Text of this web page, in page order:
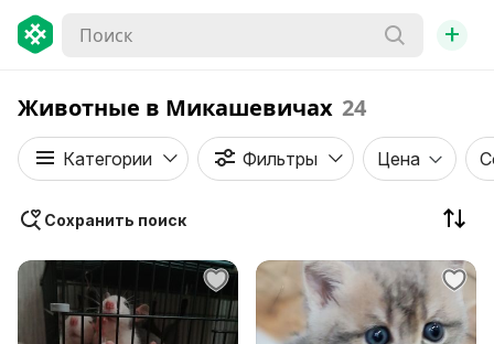
+
Животные в Микашевичaх 24
Категории Фильтры Цена
Сохранить поиск